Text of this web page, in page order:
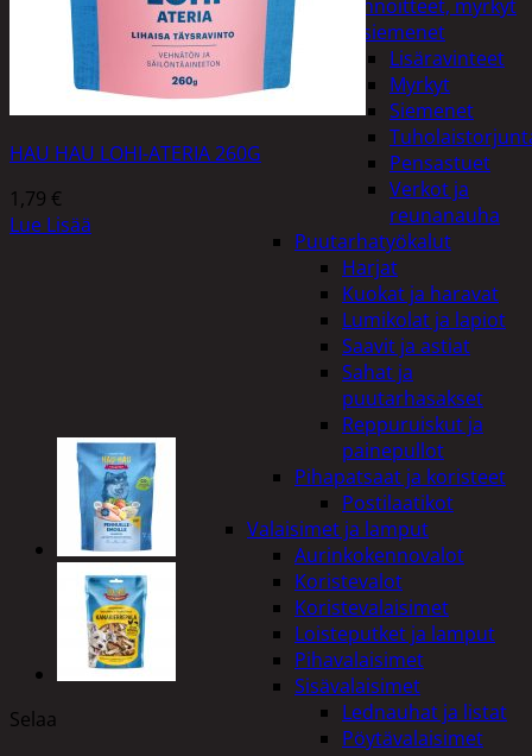
Lannoitteet, myrkyt
ja siemenet
Lisäravinteet
Myrkyt
Siemenet
Pensastuet
Verkot ja
reunanauha
Puutarhatyökalut
Harjat
Kuokat ja haravat
Lumikolat ja lapiot
Saavit ja astiat
Sahat ja
puutarhasakset
Reppuruiskut ja
painepullot
Pihapatsaat ja koristeet
Postilaatikot
Valaisimet ja lamput
Aurinkokennovalot
Koristevalot
Koristevalaisimet
Loisteputket ja lamput
Pihavalaisimet
Sisävalaisimet
Lednauhat ja listat
Pöytävalaisimet
HAU HAU LOHI-ATERIA 260G
1,79 €
Lue Lisää
Selaa